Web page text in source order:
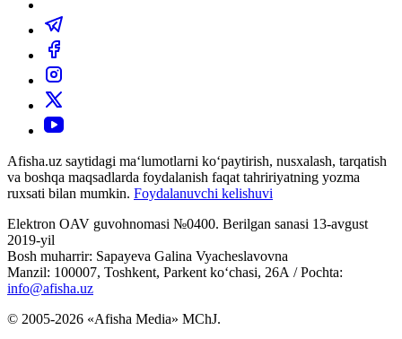
Afisha.uz saytidagi ma‘lumotlarni ko‘paytirish, nusxalash, tarqatish
va boshqa maqsadlarda foydalanish faqat tahririyatning yozma
ruxsati bilan mumkin. Foydalanuvchi kelishuvi
Elektron OAV guvohnomasi №0400. Berilgan sanasi 13-avgust
2019-yil
Bosh muharrir: Sapayeva Galina Vyacheslavovna
Manzil: 100007, Toshkent, Parkent ko‘chasi, 26А / Pochta:
info@afisha.uz
© 2005-2026 «Afisha Media» MChJ.